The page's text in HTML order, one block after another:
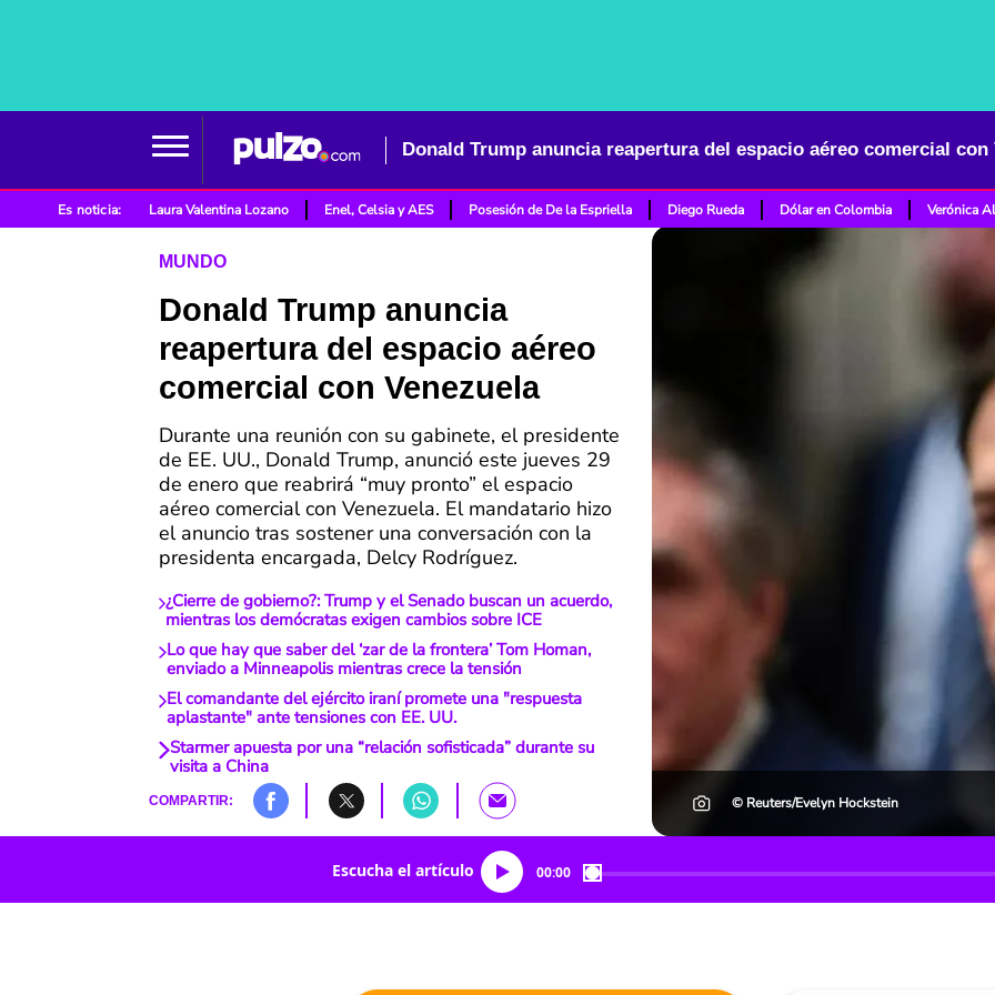
Donald Trump anuncia reapertura del espacio aéreo comercial con
Es noticia: Laura Valentina Lozano Enel, Celsia y AES Posesión de De la Espriella Diego Rueda Dólar en Colombia Verónica
MUNDO
Donald Trump anuncia
reapertura del espacio aéreo
comercial con Venezuela
Durante una reunión con su gabinete, el presidente
de EE. UU., Donald Trump, anunció este jueves 29
de enero que reabrirá “muy pronto” el espacio
aéreo comercial con Venezuela. El mandatario hizo
el anuncio tras sostener una conversación con la
presidenta encargada, Delcy Rodríguez.
¿Cierre de gobierno?: Trump y el Senado buscan un acuerdo,
mientras los demócratas exigen cambios sobre ICE
Lo que hay que saber del ‘zar de la frontera’ Tom Homan,
enviado a Minneapolis mientras crece la tensión
El comandante del ejército iraní promete una "respuesta
aplastante" ante tensiones con EE. UU.
Starmer apuesta por una “relación sofisticada” durante su
visita a China
COMPARTIR: © Reuters/Evelyn Hockstein
Escucha el artículo 00:00